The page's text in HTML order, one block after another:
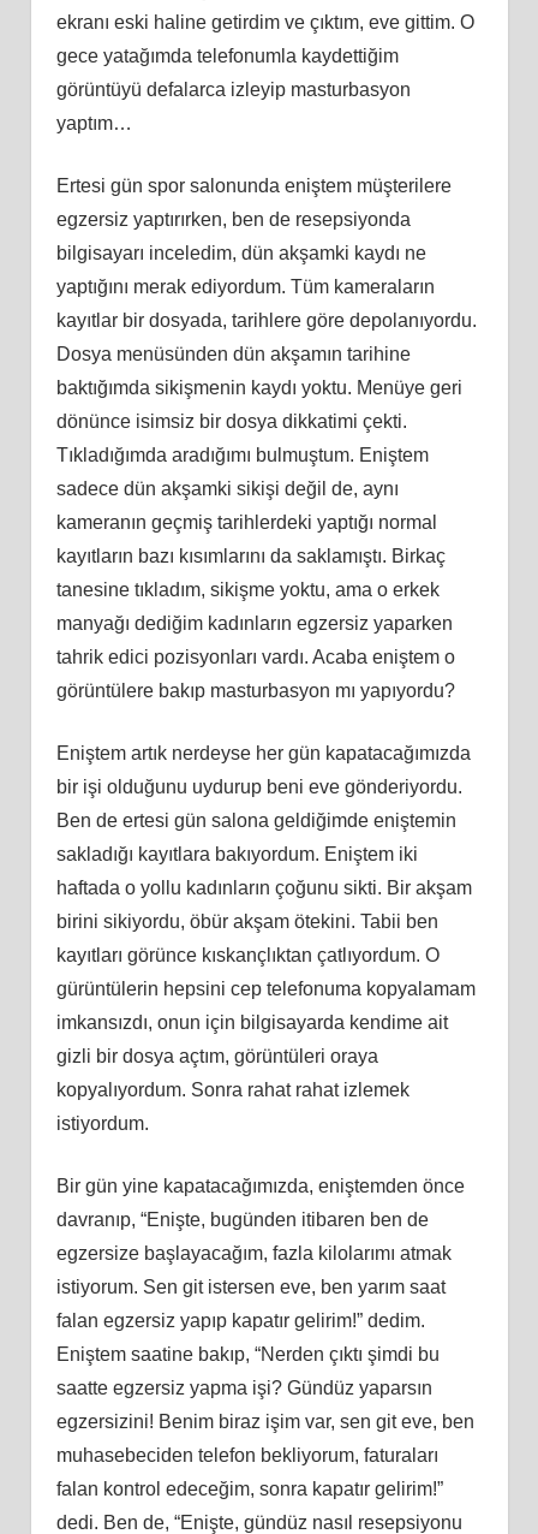
ekranı eski haline getirdim ve çıktım, eve gittim. O
gece yatağımda telefonumla kaydettiğim
görüntüyü defalarca izleyip masturbasyon
yaptım…
Ertesi gün spor salonunda eniştem müşterilere
egzersiz yaptırırken, ben de resepsiyonda
bilgisayarı inceledim, dün akşamki kaydı ne
yaptığını merak ediyordum. Tüm kameraların
kayıtlar bir dosyada, tarihlere göre depolanıyordu.
Dosya menüsünden dün akşamın tarihine
baktığımda sikişmenin kaydı yoktu. Menüye geri
dönünce isimsiz bir dosya dikkatimi çekti.
Tıkladığımda aradığımı bulmuştum. Eniştem
sadece dün akşamki sikişi değil de, aynı
kameranın geçmiş tarihlerdeki yaptığı normal
kayıtların bazı kısımlarını da saklamıştı. Birkaç
tanesine tıkladım, sikişme yoktu, ama o erkek
manyağı dediğim kadınların egzersiz yaparken
tahrik edici pozisyonları vardı. Acaba eniştem o
görüntülere bakıp masturbasyon mı yapıyordu?
Eniştem artık nerdeyse her gün kapatacağımızda
bir işi olduğunu uydurup beni eve gönderiyordu.
Ben de ertesi gün salona geldiğimde eniştemin
sakladığı kayıtlara bakıyordum. Eniştem iki
haftada o yollu kadınların çoğunu sikti. Bir akşam
birini sikiyordu, öbür akşam ötekini. Tabii ben
kayıtları görünce kıskançlıktan çatlıyordum. O
gürüntülerin hepsini cep telefonuma kopyalamam
imkansızdı, onun için bilgisayarda kendime ait
gizli bir dosya açtım, görüntüleri oraya
kopyalıyordum. Sonra rahat rahat izlemek
istiyordum.
Bir gün yine kapatacağımızda, eniştemden önce
davranıp, “Enişte, bugünden itibaren ben de
egzersize başlayacağım, fazla kilolarımı atmak
istiyorum. Sen git istersen eve, ben yarım saat
falan egzersiz yapıp kapatır gelirim!” dedim.
Eniştem saatine bakıp, “Nerden çıktı şimdi bu
saatte egzersiz yapma işi? Gündüz yaparsın
egzersizini! Benim biraz işim var, sen git eve, ben
muhasebeciden telefon bekliyorum, faturaları
falan kontrol edeceğim, sonra kapatır gelirim!”
dedi. Ben de, “Enişte, gündüz nasıl resepsiyonu